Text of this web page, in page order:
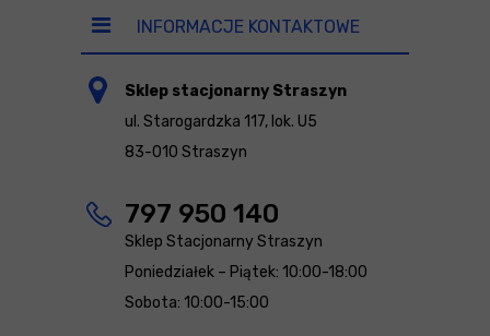
INFORMACJE KONTAKTOWE
Sklep stacjonarny Straszyn
ul. Starogardzka 117, lok. U5
83-010 Straszyn
797 950 140
Sklep Stacjonarny Straszyn
Poniedziałek – Piątek: 10:00-18:00
Sobota: 10:00-15:00